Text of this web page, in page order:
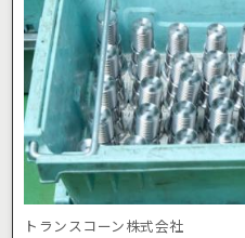
トランスコーン株式会社